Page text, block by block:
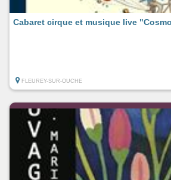
Cabaret cirque et musique live
FLEUREY-SUR-OUCHE